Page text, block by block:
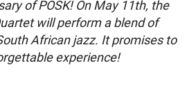
of POSK! On May 11th, the
will perform a blend of
African jazz. It promises to
experience!